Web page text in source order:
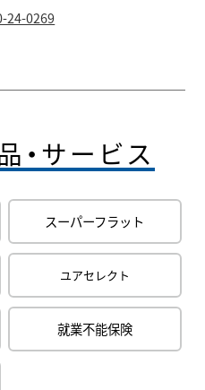
24-0269
・サービス
スーパーフラット
ユアセレクト
就業不能保険